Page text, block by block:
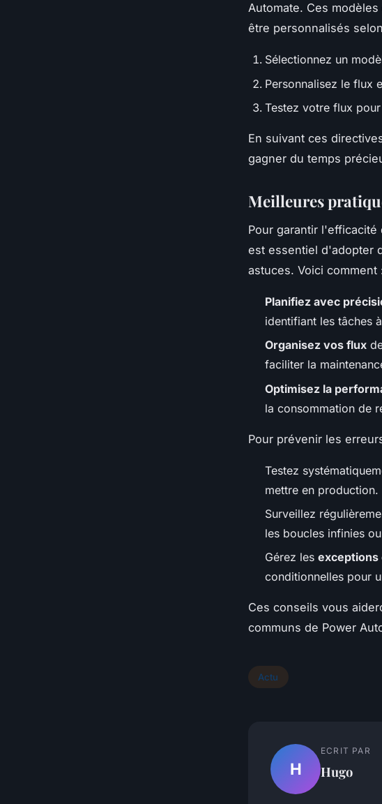
Automate. Ces
être personnalisés
Sélectionnez un
Personnalisez le flux
Testez votre flux
En suivant ces
gagner du temps
Meilleures
Pour garantir l'efficacité
est essentiel d'adopter
astuces. Voici comment
Planifiez avec
identifiant les tâches
Organisez vos flux
faciliter la
Optimisez la
la consommation de
Pour prévenir les
Testez
mettre en production.
Surveillez
les boucles infinies
Gérez les
conditionnelles pour
Ces conseils vous
communs de Power
Actu
H
ECRIT PAR
Hugo